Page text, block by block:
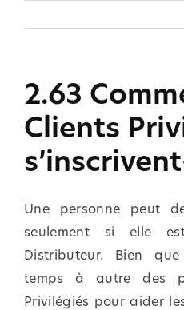
2.63
Clients
Une personne peut
seulement si elle
Distributeur. Bien
temps à autre des
Privilégiés pour aider